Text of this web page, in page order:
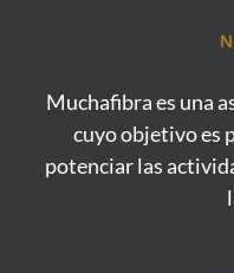
Muchafibra es una
cuyo objetivo es
potenciar las